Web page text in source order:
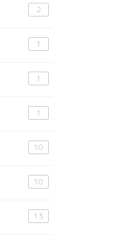
2
1
1
1
10
10
13